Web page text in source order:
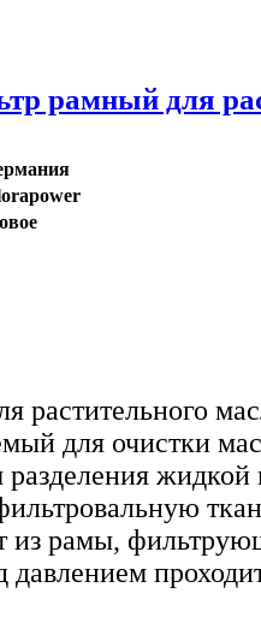
рамный для
растительного
для очистки
жидкой
из рамы,
давлением